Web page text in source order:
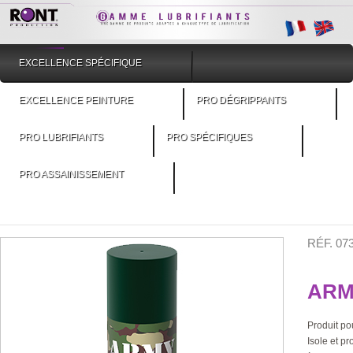
EXCELLENCE SPÉCIFIQUE
EXCELLENCE PEINTURE PRO DÉGRIPPANTS
PRO LUBRIFIANTS PRO SPÉCIFIQUES
PRO ASSAINISSEMENT
RÉF.
Produit
Isole et